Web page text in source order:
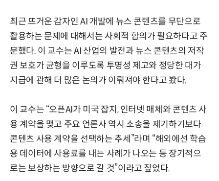
최근 뜨거운 감자인 AI 개발에 뉴스 콘텐츠를 무단으로
활용하는 문제에 대해서는 사회적 합의가 필요하다고 주
문했다. 이 교수는 AI 산업의 발전과 뉴스 콘텐츠의 저작
권 보호가 균형을 이루도록 투명성 제고와 정당한 대가
지급에 관해 더 많은 논의가 이뤄져야 한다고 봤다.
이 교수는 “오픈AI가 미국 잡지, 인터넷 매체와 콘텐츠 사
용 계약을 맺고 주요 언론사 역시 소송을 제기하기보다
콘텐츠 사용 계약을 선택하는 추세”라며 “해외에선 학습
용 데이터에 사용료를 내는 사례가 나오는 등 장기적으
로는 보상하는 방향으로 갈 것”이라고 짚었다.